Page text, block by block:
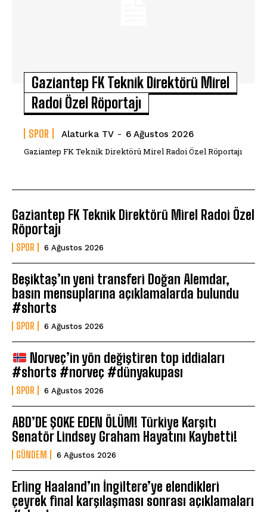
Gaziantep FK Teknik Direktörü Mirel
Radoi Özel Röportajı
SPOR Alaturka TV - 6 Ağustos 2026
Gaziantep FK Teknik Direktörü Mirel Radoi Özel Röportajı
Gaziantep FK Teknik Direktörü Mirel Radoi Özel
Röportajı
SPOR 6 Ağustos 2026
Beşiktaş’ın yeni transferi Doğan Alemdar,
basın mensuplarına açıklamalarda bulundu
#shorts
SPOR 6 Ağustos 2026
Norveç’in yön değiştiren top iddiaları
#shorts #norveç #dünyakupası
SPOR 6 Ağustos 2026
ABD’DE ŞOKE EDEN ÖLÜM! Türkiye Karşıtı
Senatör Lindsey Graham Hayatını Kaybetti!
GÜNDEM 6 Ağustos 2026
Erling Haaland’ın İngiltere’ye elendikleri
çeyrek final karşılaşması sonrası açıklamaları